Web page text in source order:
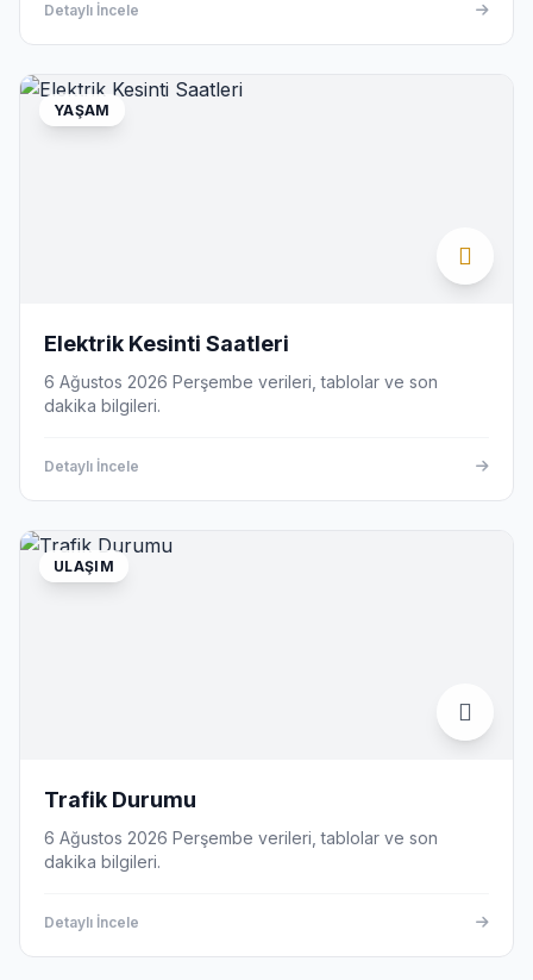
Detaylı İncele
YAŞAM
Elektrik Kesinti Saatleri
6 Ağustos 2026 Perşembe verileri, tablolar ve son
dakika bilgileri.
Detaylı İncele
ULAŞIM
Trafik Durumu
6 Ağustos 2026 Perşembe verileri, tablolar ve son
dakika bilgileri.
Detaylı İncele